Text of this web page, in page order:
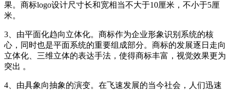
果。商标logo设计尺寸长和宽相当不大于10厘米，不小于5厘
米。
3、由平面化趋向立体化。商标作为企业形象识别系统的核
心，同时也是平面系统的重要组成部分。商标的发展逐日走向
立体化、三维立体的表达手法，使得商标丰富，视觉效果更为
突出 。
4、由具象向抽象的演变。在飞速发展的当今社会，人们迅速